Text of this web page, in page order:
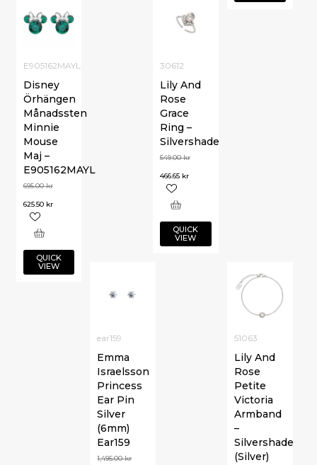
30612
Lily And
Rose
Grace
Ring –
Silvershade
549.00kr
466.65 kr
QUICK
VIEW
E905162MAYL
Disney
Örhängen
Månadssten
Minnie
Mouse
Maj –
E905162MAYL
695.00kr
625.50 kr
QUICK
VIEW
51063
Lily And
Rose
Petite
Victoria
Armband
–
Silvershade
(Silver)
ear159
Emma
Israelsson
Princess
Ear Pin
Silver
(6mm)
Ear159
1,495.00kr